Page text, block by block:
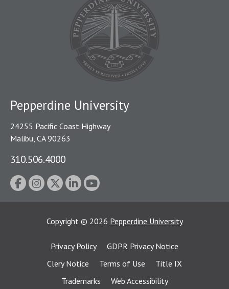
Pepperdine University
24255 Pacific Coast Highway
Malibu, CA 90263
310.506.4000
Copyright © 2026 Pepperdine University
Privacy Policy
GDPR Privacy Notice
Clery Notice
Terms of Use
Title IX
Trademarks
Web Accessibility